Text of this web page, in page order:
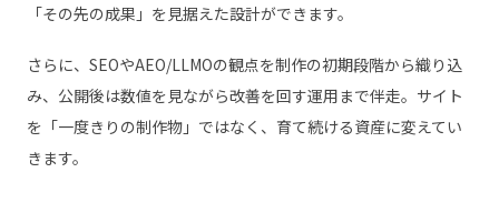
「その先の成果」を見据えた設計ができます。
さらに、SEOやAEO/LLMOの観点を制作の初期段階から織り込
み、公開後は数値を見ながら改善を回す運用まで伴走。サイト
を「一度きりの制作物」ではなく、育て続ける資産に変えてい
きます。